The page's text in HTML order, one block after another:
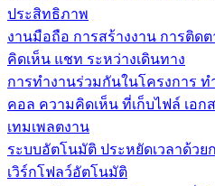
ประสิทธิภาพ
งานมือถือ การสร้างงาน การติด
คิดเห็น แชท ระหว่างเดินทาง
การทำงานร่วมกันในโครงการ ทํ
คอล ความคิดเห็น ที่เก็บไฟล์ เอก
เทมเพลตงาน
ระบบอัตโนมัติ ประหยัดเวลาด้วย
เวิร์กโฟลว์อัตโนมัติ